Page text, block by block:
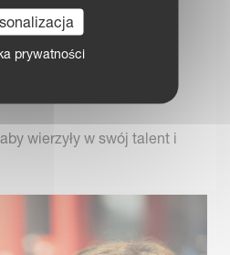
wierzyły w swój talent i
prywatności